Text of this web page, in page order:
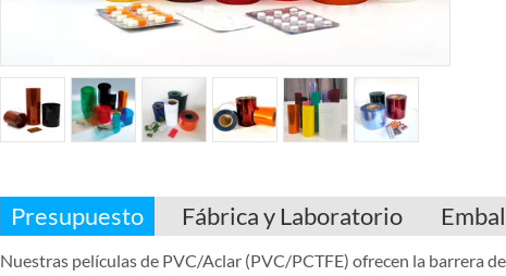
Presupuesto Fábrica y Laboratorio
Nuestras películas de PVC/Aclar (PVC/PCTFE) ofrecen la barrera